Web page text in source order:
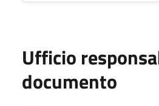
Ufficio
documento